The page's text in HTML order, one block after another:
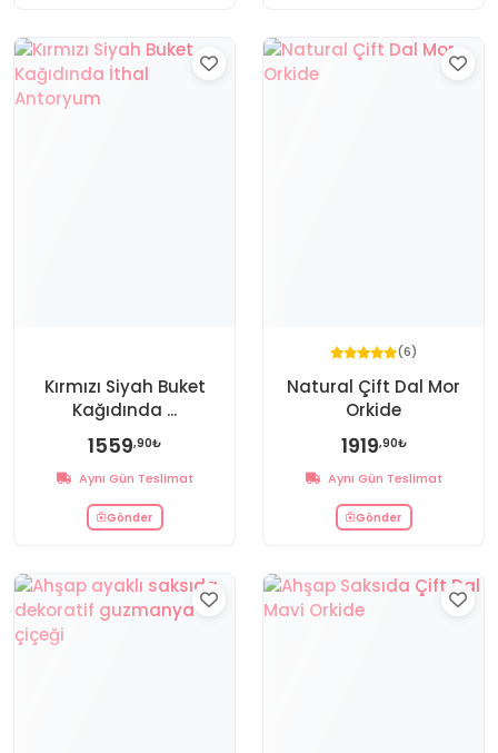
Kırmızı Siyah Buket
Kağıdında ...
1559,90₺
Aynı Gün Teslimat
Gönder
(6)
Natural Çift Dal Mor
Orkide
1919,90₺
Aynı Gün Teslimat
Gönder